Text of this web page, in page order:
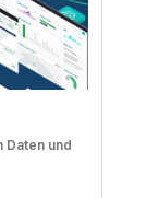
Daten und